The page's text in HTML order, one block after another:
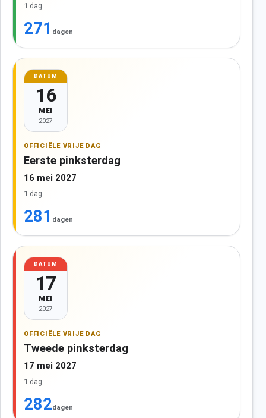
1 dag
271 dagen
DATUM
16
MEI
2027
OFFICIËLE VRIJE DAG
Eerste pinksterdag
16 mei 2027
1 dag
281 dagen
DATUM
17
MEI
2027
OFFICIËLE VRIJE DAG
Tweede pinksterdag
17 mei 2027
1 dag
282dagen